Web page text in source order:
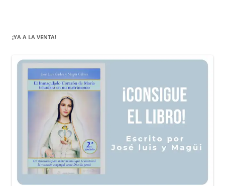
¡YA A LA VENTA!